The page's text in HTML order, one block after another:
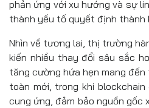
phản ứng với xu hướng và sự
thành yếu tố quyết định thành
Nhìn về tương lai, thị trường
kiến nhiều thay đổi sâu sắc
tăng cường hứa hẹn mang đến
toàn mới, trong khi blockchain
cung ứng, đảm bảo nguồn gốc